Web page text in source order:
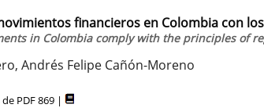
financieros en Colombia con
in Colombia comply with the principles of
Andrés Felipe Cañón-Moreno
PDF 869 |